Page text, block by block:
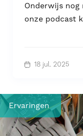
Onderwijs nog
onze podcast
18 jul. 2025
Ervaringen